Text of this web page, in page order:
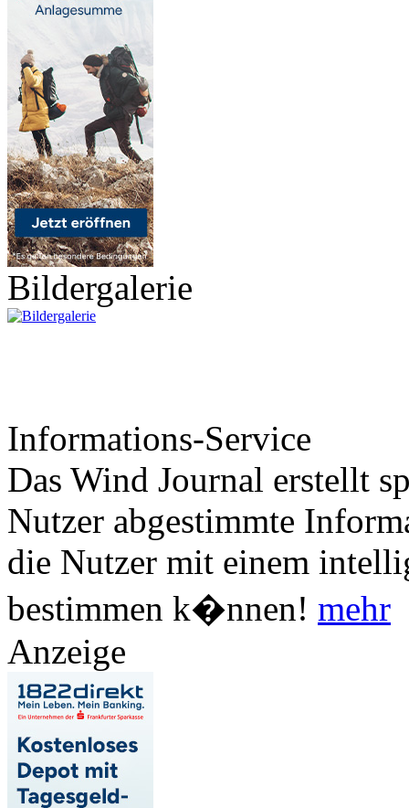
Bildergalerie
Informations-Service
Das Wind Journal erstellt
Nutzer abgestimmte
die Nutzer mit einem
bestimmen k�nnen! mehr
Anzeige